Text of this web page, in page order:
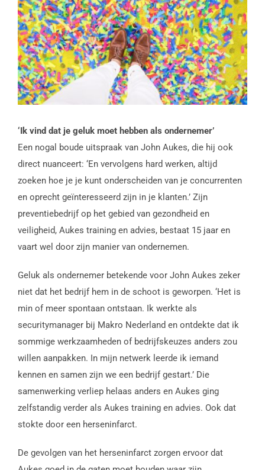
‘Ik vind dat je geluk moet hebben als ondernemer’
Een nogal boude uitspraak van John Aukes, die hij ook
direct nuanceert: ‘En vervolgens hard werken, altijd
zoeken hoe je je kunt onderscheiden van je concurrenten
en oprecht geïnteresseerd zijn in je klanten.’ Zijn
preventiebedrijf op het gebied van gezondheid en
veiligheid, Aukes training en advies, bestaat 15 jaar en
vaart wel door zijn manier van ondernemen.
Geluk als ondernemer betekende voor John Aukes zeker
niet dat het bedrijf hem in de schoot is geworpen. ‘Het is
min of meer spontaan ontstaan. Ik werkte als
securitymanager bij Makro Nederland en ontdekte dat ik
sommige werkzaamheden of bedrijfskeuzes anders zou
willen aanpakken. In mijn netwerk leerde ik iemand
kennen en samen zijn we een bedrijf gestart.’ Die
samenwerking verliep helaas anders en Aukes ging
zelfstandig verder als Aukes training en advies. Ook dat
stokte door een herseninfarct.
De gevolgen van het herseninfarct zorgen ervoor dat